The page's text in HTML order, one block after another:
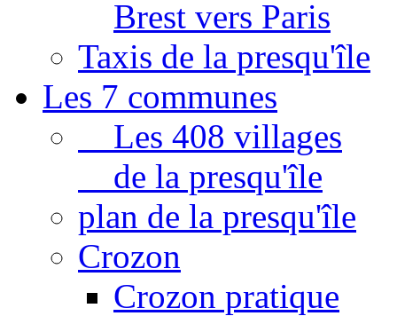
Brest vers Paris
Taxis de la presqu'île
Les 7 communes
Les 408 villages
de la presqu'île
plan de la presqu'île
Crozon
Crozon pratique